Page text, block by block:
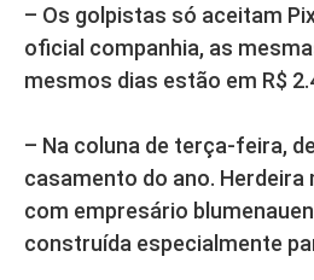
– Os golpistas só aceitam
oficial companhia, as
mesmos dias estão em R$
– Na coluna de terça-feira,
casamento do ano. Herdeira
com empresário
construída especialmente